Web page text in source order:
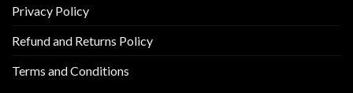
Privacy Policy
Refund and Returns Policy
Terms and Conditions